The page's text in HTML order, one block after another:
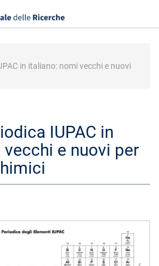
in italiano: nomi vecchi e nuovi
IUPAC in
e nuovi per